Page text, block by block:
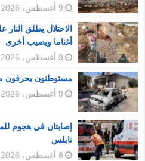
9 أغسطس، 2026
الاحتلال يطلق
أغناما ويصيب أخرى
9 أغسطس، 2026
مستوطنون يحرقون
9 أغسطس، 2026
إصابتان في هجوم
نابلس
8 أغسطس، 2026